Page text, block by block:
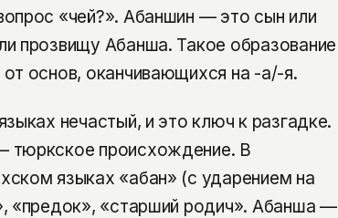
«чей?». Абаншин — это сын или
прозвищу Абанша. Такое образование
основ, оканчивающихся на -а/-я.
нечастый, и это ключ к разгадке.
тюркское происхождение. В
языках «абан» (с ударением на
«предок», «старший родич». Абанша —